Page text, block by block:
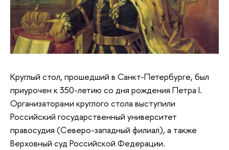
Круглый стол, прошедший в Санкт-Петербурге, был
приурочен к 350-летию со дня рождения Петра I.
Организаторами круглого стола выступили
Российский государственный университет
правосудия (Северо-западный филиал), а также
Верховный суд Российской Федерации.